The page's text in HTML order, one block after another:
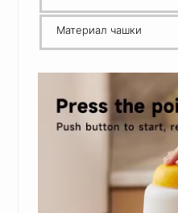
Материал чашки